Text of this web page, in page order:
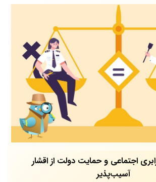
اجتماعی و حمایت دولت از اقشار
آسیب‌پذیر